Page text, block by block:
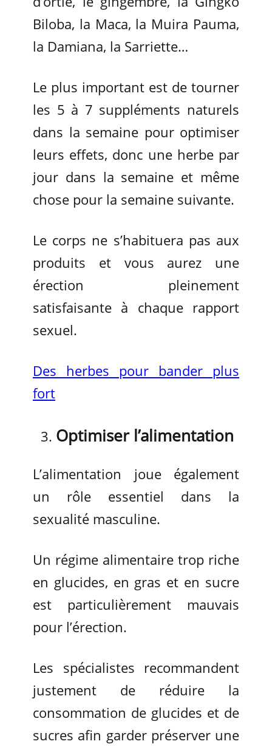
Biloba, la Maca, la Muira Pauma,
la Damiana, la Sarriette…
Le plus important est de tourner
les 5 à 7 suppléments naturels
dans la semaine pour optimiser
leurs effets, donc une herbe par
jour dans la semaine et même
chose pour la semaine suivante.
Le corps ne s’habituera pas aux
produits et vous aurez une
érection pleinement
satisfaisante à chaque rapport
sexuel.
Des herbes pour bander plus
fort
Optimiser l’alimentation
L’alimentation joue également
un rôle essentiel dans la
sexualité masculine.
Un régime alimentaire trop riche
en glucides, en gras et en sucre
est particulièrement mauvais
pour l’érection.
Les spécialistes recommandent
justement de réduire la
consommation de glucides et de
sucres afin garder préserver une